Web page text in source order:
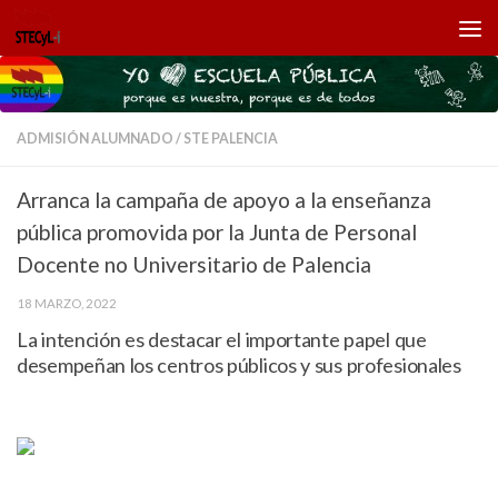
Saltar al contenido
ADMISIÓN ALUMNADO / STE PALENCIA
Arranca la campaña de apoyo a la enseñanza
pública promovida por la Junta de Personal
Docente no Universitario de Palencia
18 MARZO, 2022
La intención es destacar el importante papel que
desempeñan los centros públicos y sus profesionales